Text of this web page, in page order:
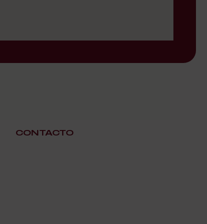
CONTACTO